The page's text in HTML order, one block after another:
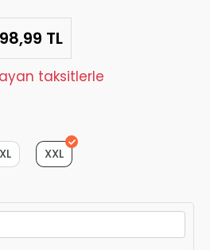
TL
taksitlerle
XXL
XL